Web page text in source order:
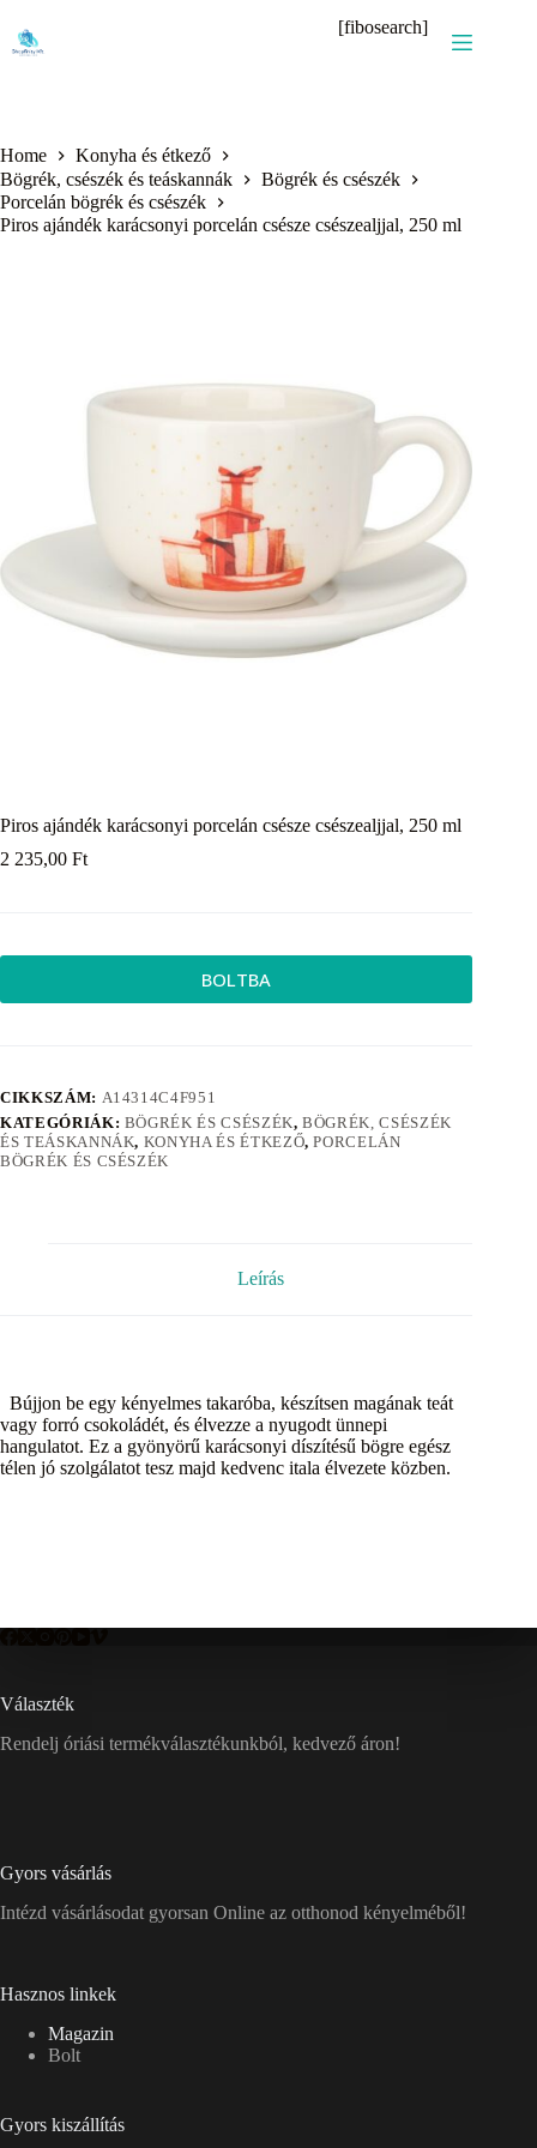
content
[fibosearch]
Home
Konyha és étkező
Bögrék, csészék és teáskannák
Bögrék és csészék
Porcelán bögrék és csészék
Piros ajándék karácsonyi porcelán csésze csészealjjal, 250 ml
Piros ajándék karácsonyi porcelán csésze csészealjjal, 250 ml
2 235,00 Ft
BOLTBA
CIKKSZÁM: A14314C4F951
KATEGÓRIÁK: BÖGRÉK ÉS CSÉSZÉK,BÖGRÉK, CSÉSZÉK
ÉS TEÁSKANNÁK, KONYHA ÉS ÉTKEZŐ,PORCELÁN
BÖGRÉK ÉS CSÉSZÉK
Leírás
Bújjon be egy kényelmes takaróba, készítsen magának teát
vagy forró csokoládét, és élvezze a nyugodt ünnepi
hangulatot. Ez a gyönyörű karácsonyi díszítésű bögre egész
télen jó szolgálatot tesz majd kedvenc itala élvezete közben.
Választék
Rendelj óriási termékválasztékunkból, kedvező áron!
Gyors vásárlás
Intézd vásárlásodat gyorsan Online az otthonod kényelméből!
Hasznos linkek
Magazin
Bolt
Gyors kiszállítás